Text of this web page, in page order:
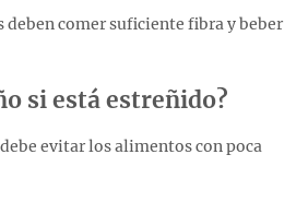
deben comer suficiente fibra y beber
si está estreñido?
evitar los alimentos con poca